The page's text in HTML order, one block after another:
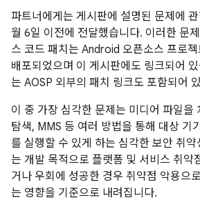
파트너에게는 게시판에 설명된 문제에
월 6일 이전에 전달했습니다. 이러한 문
스 코드 패치는 Android 오픈소스 프로젝
배포되었으며 이 게시판에도 링크되어
는 AOSP 외부의 패치 링크도 포함되어
이 중 가장 심각한 문제는 미디어 파일을
탐색, MMS 등 여러 방법을 통해 대상 기
를 실행할 수 있게 하는 심각한 보안 취약
는 개발 목적으로 플랫폼 및 서비스 취약
거나 우회에 성공한 경우 취약점 악용으
는 영향을 기준으로 내려집니다.